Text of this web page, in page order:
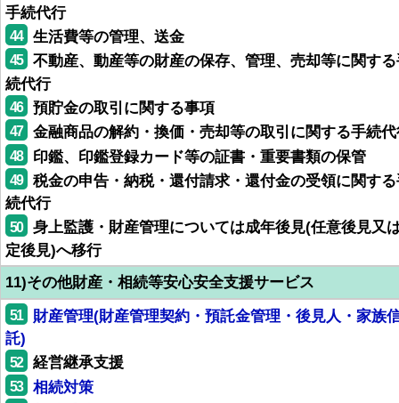
手続代行
44 生活費等の管理、送金
45
不動産、動産等の財産の保存、管理、売却等に関す
続代行
46 預貯金の取引に関する事項
47 金融商品の解約・換価・売却等の取引に関する手続
48 印鑑、印鑑登録カード等の証書・重要書類の保管
49
税金の申告・納税・還付請求・還付金の受領に関す
続代行
50
身上監護・財産管理については成年後見(任意後見又
定後見)へ移行
11)その他財産・相続等安心安全支援サービス
51
財産管理(財産管理契約・預託金管理・後見人・家族
託)
52 経営継承支援
53 相続対策